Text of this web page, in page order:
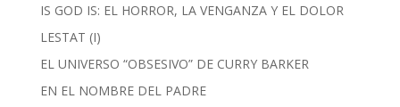
IS GOD IS: EL HORROR, LA VENGANZA Y EL DOLOR
LESTAT (I)
EL UNIVERSO “OBSESIVO” DE CURRY BARKER
EN EL NOMBRE DEL PADRE